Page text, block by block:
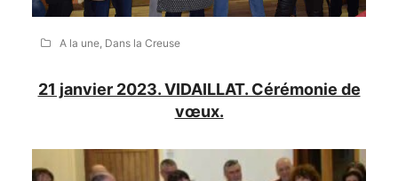
A la une, Dans la Creuse
21 janvier 2023. VIDAILLAT. Cérémonie de
vœux.